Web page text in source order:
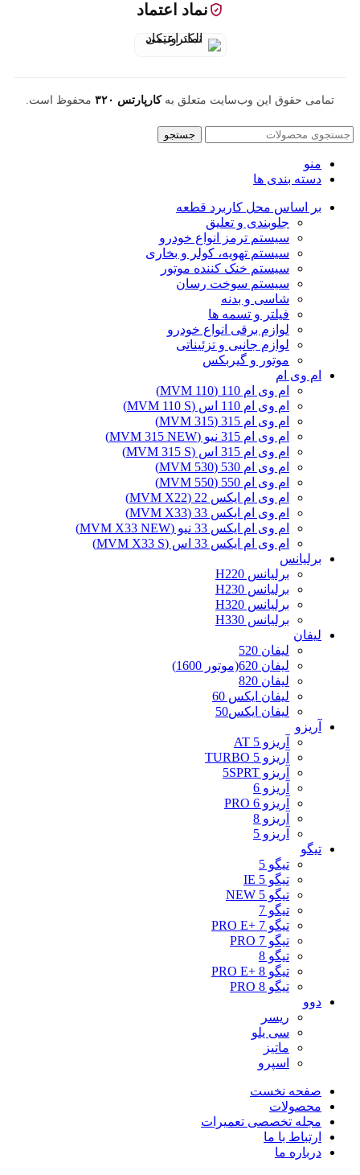
نماد اعتماد
تمامی حقوق این وب‌سایت متعلق بهکارپارتس ۳۲۰ محفوظ است.
جستجو
منو
دسته بندی ها
بر اساس محل کاربرد قطعه
جلوبندی و تعلیق
سیستم ترمز انواع خودرو
سیستم تهویه، کولر و بخاری
سیستم خنک کننده موتور
سیستم سوخت رسان
شاسی و بدنه
فیلتر و تسمه ها
لوازم برقی انواع خودرو
لوازم جانبی و تزئیناتی
موتور و گیربکس
ام وی ام
ام وی ام 110 (MVM 110)
ام وی ام 110 اس (MVM 110 S)
ام وی ام 315 (MVM 315)
ام وی ام 315 نیو (MVM 315 NEW)
ام وی ام 315 اس (MVM 315 S)
ام وی ام 530 (MVM 530)
ام وی ام 550 (MVM 550)
ام وی ام ایکس 22 (MVM X22)
ام وی ام ایکس 33 (MVM X33)
ام وی ام ایکس 33 نیو (MVM X33 NEW)
ام وی ام ایکس 33 اس (MVM X33 S)
برلیانس
برلیانس H220
برلیانس H230
برلیانس H320
برلیانس H330
لیفان
لیفان 520
لیفان 620(موتور 1600)
لیفان 820
لیفان ایکس 60
لیفان ایکس50
آریزو
آریزو 5 AT
آریزو 5 TURBO
آریزو 5SPRT
آریزو 6
آریزو 6 PRO
آریزو 8
آریزو 5
تیگو
تیگو 5
تیگو 5 IE
تیگو 5 NEW
تیگو 7
تیگو 7 +PRO E
تیگو 7 PRO
تیگو 8
تیگو 8 +PRO E
تیگو 8 PRO
دوو
ریسر
سی یلو
ماتیز
اسپرو
صفحه نخست
محصولات
مجله تخصصی تعمیرات
ارتباط با ما
درباره ما